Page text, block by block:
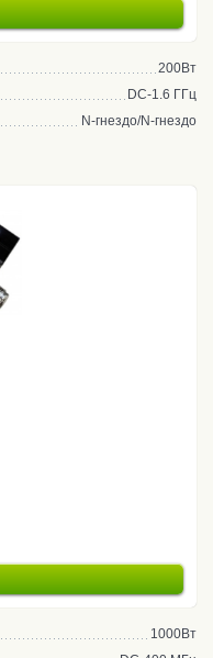
200Вт
DC-1.6 ГГц
N-гнездо/N-гнездо
1000Вт